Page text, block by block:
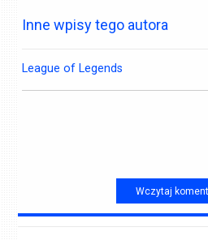
Inne wpisy tego autora
League of Legends
Wczytaj